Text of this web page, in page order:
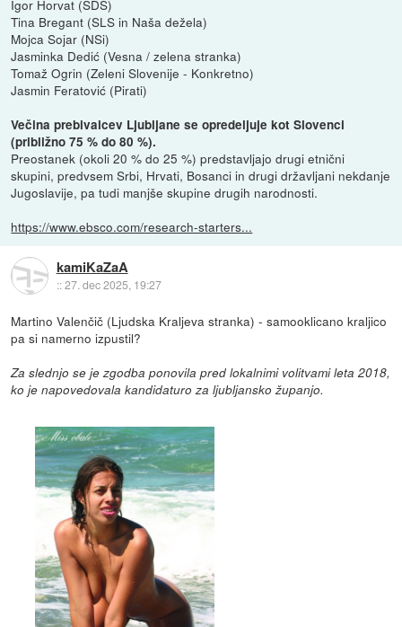
Igor Horvat (SDS)
Tina Bregant (SLS in Naša dežela)
Mojca Sojar (NSi)
Jasminka Dedić (Vesna / zelena stranka)
Tomaž Ogrin (Zeleni Slovenije - Konkretno)
Jasmin Feratović (Pirati)
Večina prebivalcev Ljubljane se opredeljuje kot Slovenci
(približno 75 % do 80 %).
Preostanek (okoli 20 % do 25 %) predstavljajo drugi etnični
skupini, predvsem Srbi, Hrvati, Bosanci in drugi državljani nekdanje
Jugoslavije, pa tudi manjše skupine drugih narodnosti.
https://www.ebsco.com/research-starters...
kamiKaZaA
::27. dec 2025, 19:27
Martino Valenčič (Ljudska Kraljeva stranka) - samooklicano kraljico
pa si namerno izpustil?
Za slednjo se je zgodba ponovila pred lokalnimi volitvami leta 2018,
ko je napovedovala kandidaturo za ljubljansko županjo.